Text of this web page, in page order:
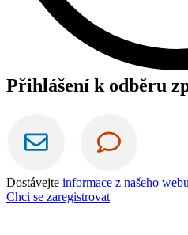
Přihlášení k odběru
Dostávejte informace z našeho webu
Chci se zaregistrovat